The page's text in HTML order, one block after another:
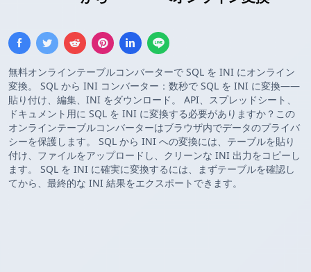
無料オンラインテーブルコンバーターで SQL を INI にオンライン
変換。 SQL から INI コンバーター：数秒で SQL を INI に変換——
貼り付け、編集、INI をダウンロード。 API、スプレッドシート、
ドキュメント用に SQL を INI に変換する必要がありますか？この
オンラインテーブルコンバーターはブラウザ内でデータのプライバ
シーを保護します。 SQL から INI への変換には、テーブルを貼り
付け、ファイルをアップロードし、クリーンな INI 出力をコピーし
ます。 SQL を INI に確実に変換するには、まずテーブルを確認し
てから、最終的な INI 結果をエクスポートできます。